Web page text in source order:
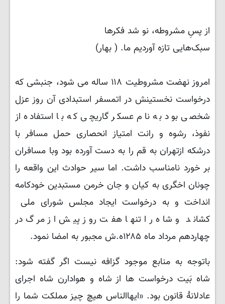
از پسِ مشروطه، نو شد فکرها
سبک‌هایی تازه آوردیم ما. ( بهار)
امروز نهضت مشروطیت ۱۱۸ ساله می شود، جنبشی که
درخواست نخستینش در اتمسفر استبدادی آن روز عزل
شخصی بود به نام عسکر گاریچی که با استفاده از
نفوذ، رشوه و رانت امتیاز انحصاری حمل مسافر با
درشکه ازتهران به قم را به دست آورده بود وبا مسافران
بر خورد نامناسب داشت. اما سیر حوادث این واقعه را
چونان اخگری به کیان و جان خرمن مستبدین خودکامه
انداخت و به درخواست ایجاد مجلس شورای ملی
کشاند و شاه را تنها هفت روز پیش از مرگ در
چهاردهم مرداد ماه ۱۲۸۵ه.ش مجبور به امضا نمود.
باتوجه به منابع موجود گزافه نیست اگر گفته شود:
شاه بَیت درخواست ها از شاه و هوادارن شاه اجرای
عادلانهٔ قانون بود. «ایهاالناس هیچ چیز مملکت شما را